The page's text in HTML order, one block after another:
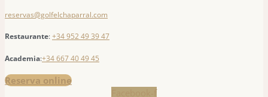
reservas@golfelchaparral.com
Restaurante:+34 952 49 39 47
Academia:+34 667 40 49 45
Reserva online